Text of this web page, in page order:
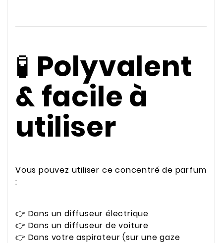
🧪 Polyvalent
& facile à
utiliser
Vous pouvez utiliser ce concentré de parfum
:
👉 Dans un diffuseur électrique
👉 Dans un diffuseur de voiture
👉 Dans votre aspirateur (sur une gaze